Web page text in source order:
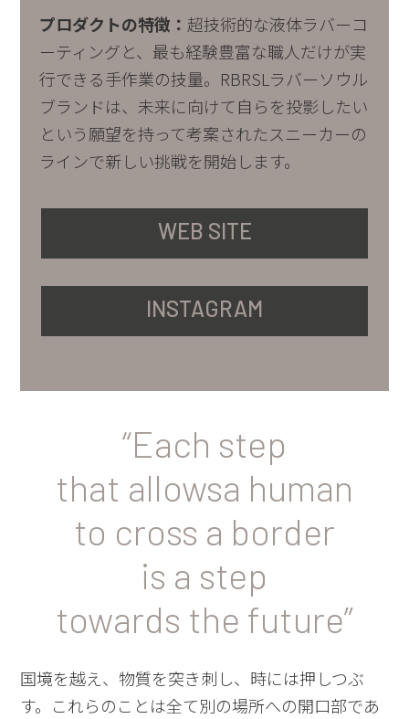
プロダクトの特徴： 超技術的な液体ラバーコ
ーティングと、最も経験豊富な職人だけが実
行できる手作業の技量。 RBRSL ラバーソウル
ブランドは、未来に向けて自らを投影したい
という願望を持って考案されたスニーカーの
ラインで新しい挑戦を開始します。
WEB SITE
INSTAGRAM
“Each step
that allowsa human
to cross a border
is a step
towards the future”
国境を越え、物質を突き刺し、時には押しつぶ
す。これらのことは全て別の場所への開口部であ